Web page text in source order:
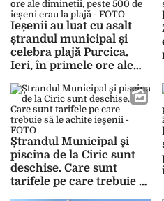
Ieșenii au luat cu asalt
ștrandul municipal și
celebra plajă Purcica.
Ieri, în primele ore ale
ieșeni erau la plajă –
FOTO
Ștrandul Municipal şi
piscina de la Ciric sunt
deschise. Care sunt
tarifele pe care trebuie să